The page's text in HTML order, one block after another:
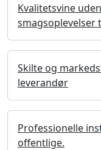
Kvalitetsvine
smagsoplevelser
Skilte og
leverandør
Professionelle
offentlige.